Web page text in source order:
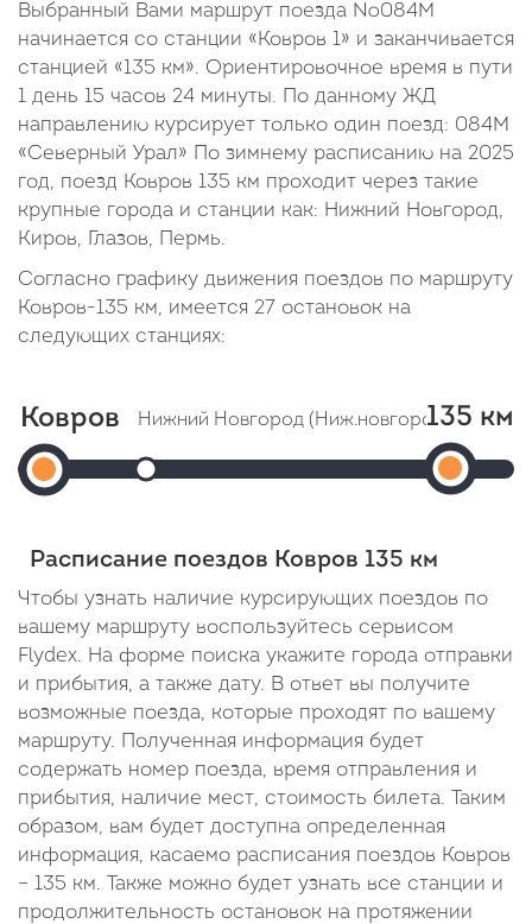
Выбранный Вами маршрут поезда №084М
начинается со станции «Ковров 1» и заканчивается
станцией «135 км». Ориентировочное время в пути
1 день 15 часов 24 минуты. По данному ЖД
направлению курсирует только один поезд: 084М
«Северный Урал» По зимнему расписанию на 2025
год, поезд Ковров 135 км проходит через такие
крупные города и станции как: Нижний Новгород,
Киров, Глазов, Пермь.
Согласно графику движения поездов по маршруту
Ковров-135 км, имеется 27 остановок на
следующих станциях:
Ковров
Ковров
Нижний Новгород (Ниж.новгород
В пути: 2 часа 22 минуты
135 км
135
км
В
пути:
1
день
15
часов
24
минуты
Расписание поездов Ковров 135 км
Чтобы узнать наличие курсирующих поездов по
вашему маршруту воспользуйтесь сервисом
Flydex. На форме поиска укажите города отправки
и прибытия, а также дату. В ответ вы получите
возможные поезда, которые проходят по вашему
маршруту. Полученная информация будет
содержать номер поезда, время отправления и
прибытия, наличие мест, стоимость билета. Таким
образом, вам будет доступна определенная
информация, касаемо расписания поездов Ковров
– 135 км. Также можно будет узнать все станции и
продолжительность остановок на протяжении